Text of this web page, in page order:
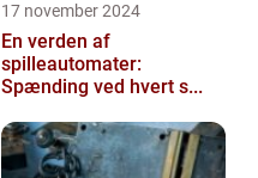
17 november 2024
En verden af
spilleautomater:
Spænding ved hvert s...